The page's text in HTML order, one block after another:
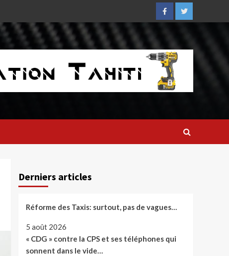
FacebookTwitter
Derniers articles
Réforme des Taxis: surtout, pas de vagues…
5 août 2026
« CDG » contre la CPS et ses téléphones qui
sonnent dans le vide…